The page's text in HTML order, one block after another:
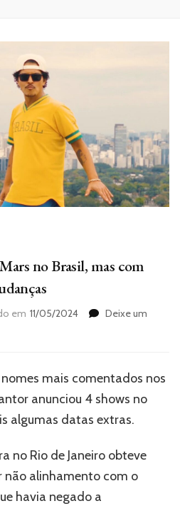
no Brasil, mas com
em 11/05/2024
Deixe um
mais comentados nos
anunciou 4 shows no
algumas datas extras.
no Rio de Janeiro obteve
não alinhamento com o
havia negado a